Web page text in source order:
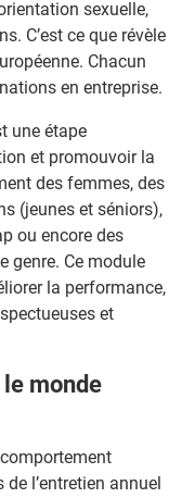
sexuelle,
C’est ce que révèle
Chacun
en entreprise.
une étape
et promouvoir la
des femmes, des
(jeunes et séniors),
ou encore des
genre. Ce module
la performance,
et
monde
l’entretien annuel